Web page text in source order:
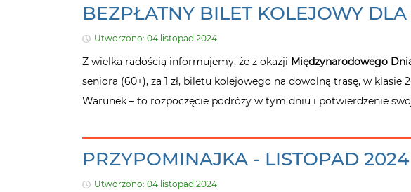
BEZPŁATNY BILET KOLEJOWY
Utworzono: 04 listopad 2024
Z wielka radością informujemy, że z okazji Międzynarodowego
seniora (60+), za 1 zł, biletu kolejowego na dowolną trasę, w klasie
Warunek – to rozpoczęcie podróży w tym dniu i potwierdzenie
PRZYPOMINAJKA - LISTOPAD 2024
Utworzono: 04 listopad 2024